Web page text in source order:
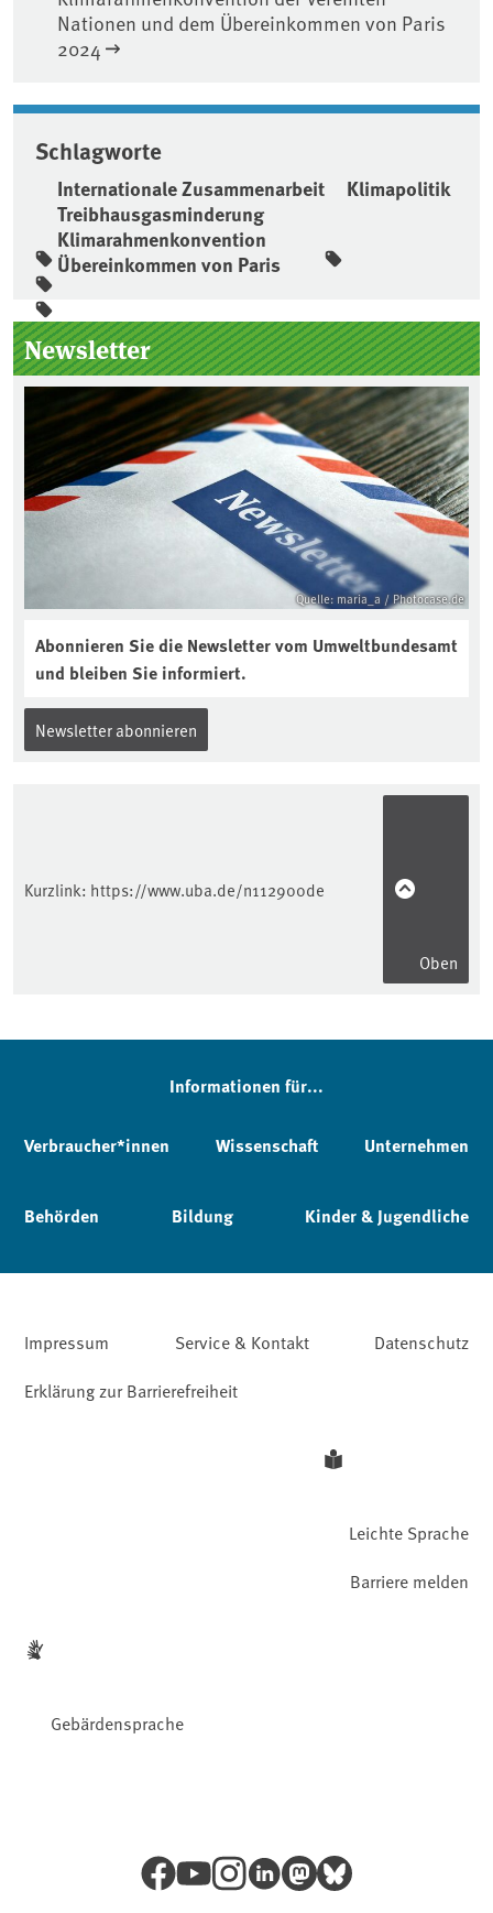
Nationen und dem Übereinkommen von Paris
2024
Schlagworte
Internationale Zusammenarbeit
Klimapolitik
Treibhausgasminderung
Klimarahmenkonvention
Übereinkommen von Paris
Seitenleiste
Newsletter
Quelle: maria_a / Photocase.de
Abonnieren Sie die Newsletter vom Umweltbundesamt
und bleiben Sie informiert.
Newsletter abonnieren
Kurzlink: https://www.uba.de/n112900de
Oben
Informationen für...
Verbraucher*innen Wissenschaft Unternehmen
Behörden Bildung Kinder & Jugendliche
Impressum Service & Kontakt
Datenschutz
Erklärung zur Barrierefreiheit
Leichte Sprache
Gebärdensprache
Barriere melden